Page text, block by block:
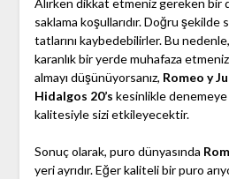
Alırken dikkat etmeniz gereken bir
saklama koşullarıdır. Doğru şekilde
tatlarını kaybedebilirler. Bu nedenle,
karanlık bir yerde muhafaza
almayı düşünüyorsanız, Romeo y
Hidalgos 20’s kesinlikle denemeye
kalitesiyle sizi etkileyecektir.
Sonuç olarak, puro dünyasında
yeri ayrıdır. Eğer kaliteli bir puro